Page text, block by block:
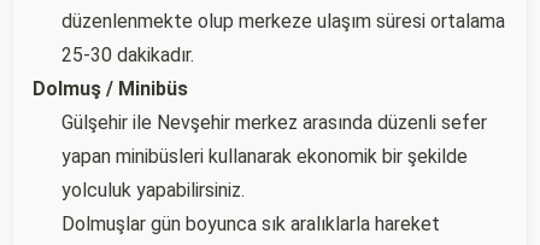
düzenlenmekte olup merkeze ulaşım süresi ortalama
25-30 dakikadır.
Dolmuş / Minibüs
Gülşehir ile Nevşehir merkez arasında düzenli sefer
yapan minibüsleri kullanarak ekonomik bir şekilde
yolculuk yapabilirsiniz.
Dolmuşlar gün boyunca sık aralıklarla hareket